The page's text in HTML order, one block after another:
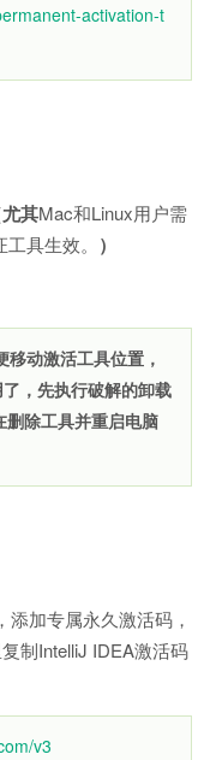
activation-t
其Mac和Linux用户需
具生效。 ）
动激活工具位置，
，先执行破解的卸载
除工具并重启电脑
，添加专属永久激活码，
复制IntelliJ IDEA激活码
v3